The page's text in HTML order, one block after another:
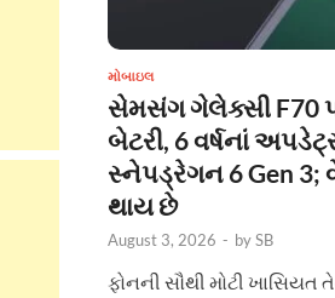
મોબાઇલ
સેમસંગ ગેલેક્સી F70
બેટરી, 6 વર્ષનાં
સ્નેપડ્રેગન 6 Gen
થાય છે
August 3, 2026 - bySB
ફોનની સૌથી મોટી ખાસિયત